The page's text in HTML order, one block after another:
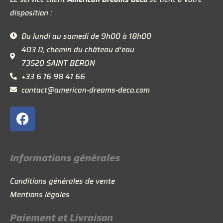
disposition :
Du lundi au samedi de 9h00 à 18h00
403 D, chemin du château d’eau
73520 SAINT BERON
+33 6 16 98 41 66
contact@american-dreams-deco.com
F
a
c
e
b
o
o
k
Informations générales
Conditions générales de vente
Mentions légales
Paiement et Livraison